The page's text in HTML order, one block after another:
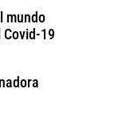
mundo
19